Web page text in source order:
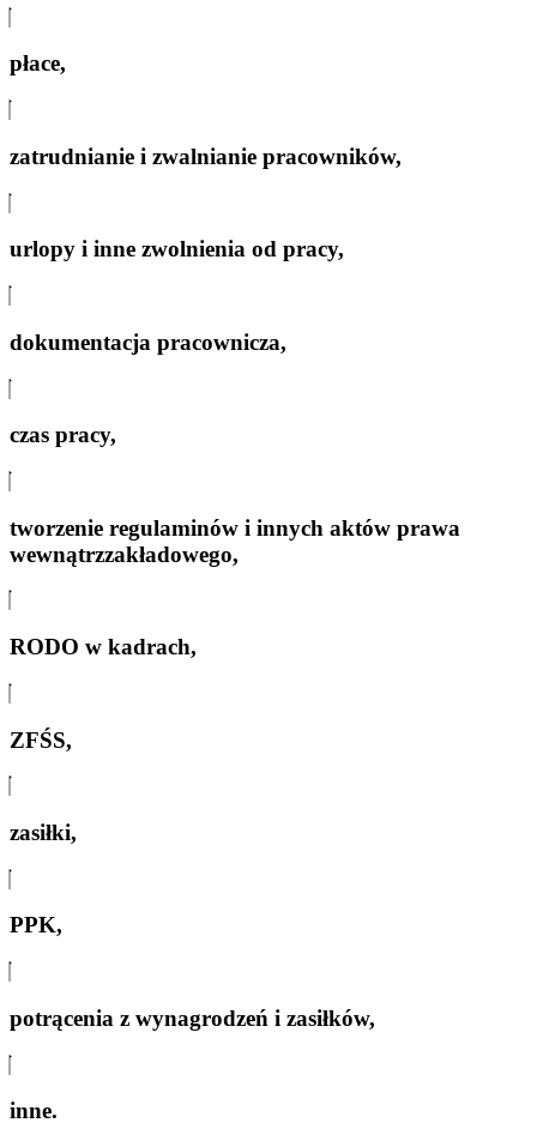
płace,
zatrudnianie i zwalnianie pracowników,
urlopy i inne zwolnienia od pracy,
dokumentacja pracownicza,
czas pracy,
tworzenie regulaminów i innych aktów prawa
wewnątrzzakładowego,
RODO w kadrach,
ZFŚS,
zasiłki,
PPK,
potrącenia z wynagrodzeń i zasiłków,
inne.